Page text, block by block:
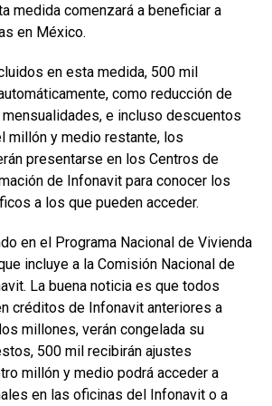
medida comenzará a beneficiar a
en México.
en esta medida, 500 mil
como reducción de
e incluso descuentos
millón y medio restante, los
presentarse en los Centros de
de Infonavit para conocer los
a los que pueden acceder.
en el Programa Nacional de Vivienda
incluye a la Comisión Nacional de
La buena noticia es que todos
créditos de Infonavit anteriores a
millones, verán congelada su
500 mil recibirán ajustes
millón y medio podrá acceder a
en las oficinas del Infonavit o a